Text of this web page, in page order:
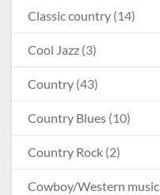
Classic country (14)
Cool Jazz (3)
Country (43)
Country Blues (10)
Country Rock (2)
Cowboy/Western music